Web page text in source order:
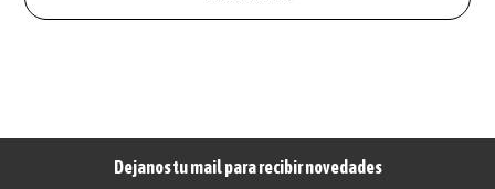
Dejanos tu mail para recibir novedades